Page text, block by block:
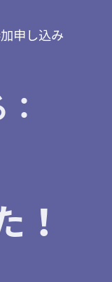
申し込み
！